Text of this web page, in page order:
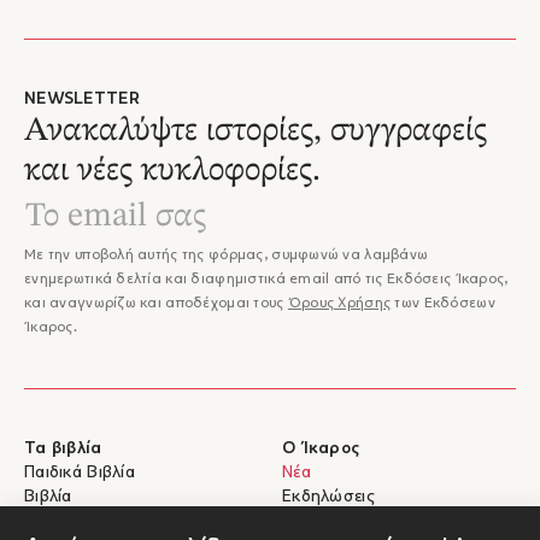
NEWSLETTER
Ανακαλύψτε ιστορίες, συγγραφείς
και νέες κυκλοφορίες.
Με την υποβολή αυτής της φόρμας, συμφωνώ να λαμβάνω
ενημερωτικά δελτία και διαφημιστικά email από τις Εκδόσεις Ίκαρος,
και αναγνωρίζω και αποδέχομαι τους Όρους Χρήσης των Εκδόσεων
Ίκαρος.
Τα βιβλία
Παιδικά Βιβλία
Βιβλία
Ο Ίκαρος
Νέα
Εκδηλώσεις